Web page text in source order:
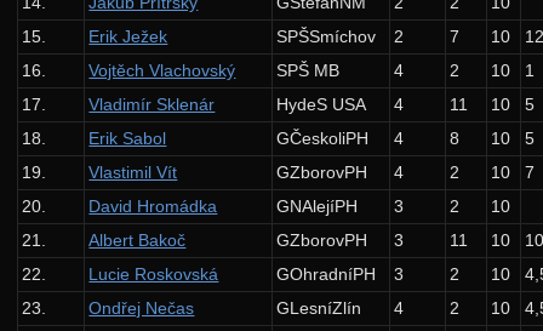
15.
Erik Ježek SPŠSmíchov 2 7 10
16.
Vojtěch Vlachovský SPŠ MB 4 2 10
1
17.
Vladimír Sklenár HydeS USA 4 11 10
5
18.
Erik Sabol GČeskoliPH 4 8 10
5
19.
Vlastimil Vít GZborovPH 4 2 10
7
20.
David Hromádka GNAlejíPH 3 2
10
21.
Albert Bakoč GZborovPH 3 11 10
22.
Lucie Roskovská GOhradníPH 3 2 10
23.
Ondřej Nečas GLesníZlín 4 2 10
Zadání 4. série
Řešení
Výsledky
Výsledky soutěžní úlohy
Zadání 5. série
Řešení
Výsledky
Výsledky soutěžní úlohy